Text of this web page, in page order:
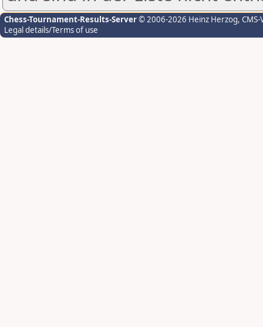
Chess-Tournament-Results-Server© 2006-2026 Heinz Herzog,
Legal details/Terms of use